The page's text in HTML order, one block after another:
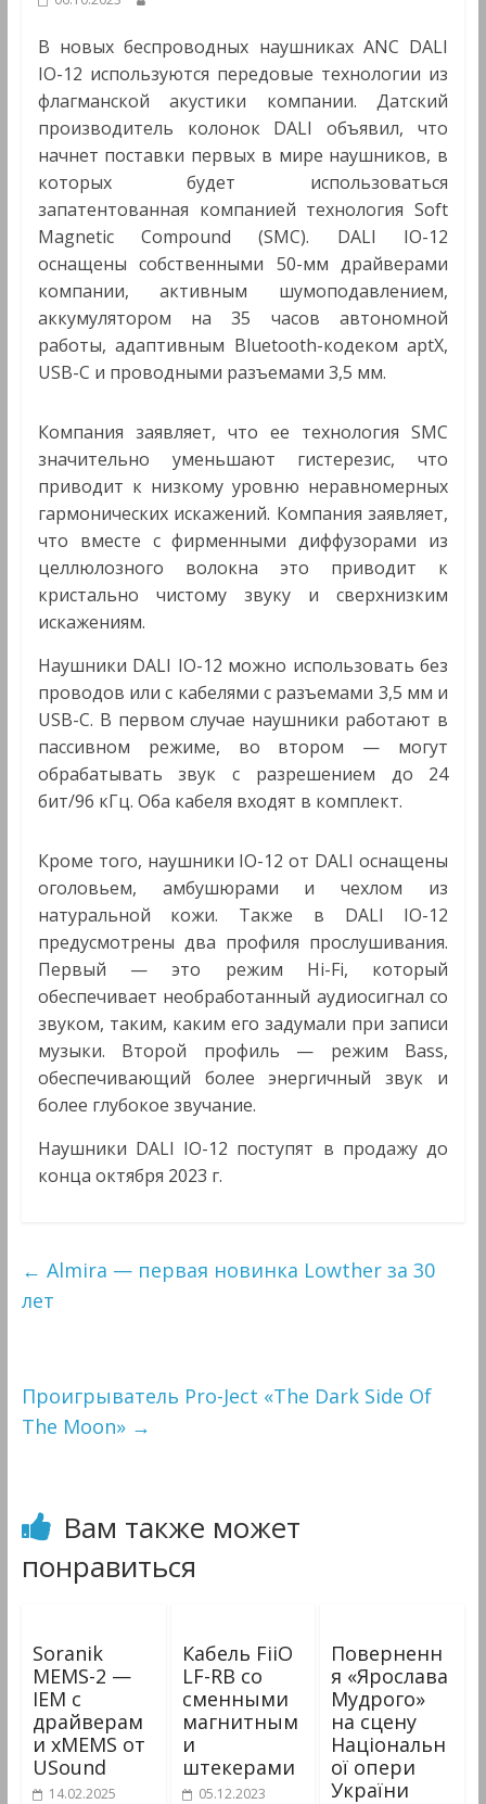
Мультимедиа
В новых беспроводных наушниках ANC DALI
IO-12 используются передовые технологии из
флагманской акустики компании. Датский
производитель колонок DALI объявил, что
начнет поставки первых в мире наушников, в
которых будет использоваться
запатентованная компанией технология Soft
Magnetic Compound (SMC). DALI IO-12
оснащены собственными 50-мм драйверами
компании, активным шумоподавлением,
аккумулятором на 35 часов автономной
работы, адаптивным Bluetooth-кодеком aptX,
USB-C и проводными разъемами 3,5 мм.
Компания заявляет, что ее технология SMC
значительно уменьшают гистерезис, что
приводит к низкому уровню неравномерных
гармонических искажений. Компания заявляет,
что вместе с фирменными диффузорами из
целлюлозного волокна это приводит к
кристально чистому звуку и сверхнизким
искажениям.
Наушники DALI IO-12 можно использовать без
проводов или с кабелями с разъемами 3,5 мм и
USB-C. В первом случае наушники работают в
пассивном режиме, во втором — могут
обрабатывать звук с разрешением до 24
бит/96 кГц. Оба кабеля входят в комплект.
Кроме того, наушники IO-12 от DALI оснащены
оголовьем, амбушюрами и чехлом из
натуральной кожи. Также в DALI IO-12
предусмотрены два профиля прослушивания.
Первый — это режим Hi-Fi, который
обеспечивает необработанный аудиосигнал со
звуком, таким, каким его задумали при записи
музыки. Второй профиль — режим Bass,
обеспечивающий более энергичный звук и
более глубокое звучание.
Наушники DALI IO-12 поступят в продажу до
конца октября 2023 г.
← Almira — первая новинка Lowther за 30
лет
Проигрыватель Pro-Ject «The Dark Side Of
The Moon» →
Вам также может
понравиться
Soranik
MEMS-2 —
IEM с
драйверам
и xMEMS от
USound
14.02.2025
Кабель FiiO
LF-RB со
сменными
магнитным
и
штекерами
05.12.2023
Поверненн
я «Ярослава
Мудрого»
на сцену
Національн
ої опери
України